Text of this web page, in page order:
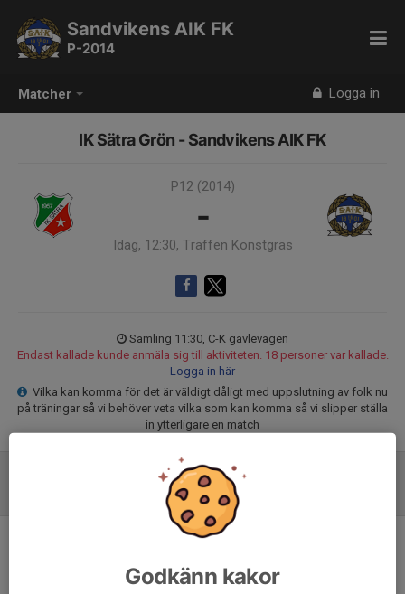
Matcher Logga in
Sandvikens AIK FK
P-2014
IK Sätra Grön - Sandvikens AIK FK
P12 (2014)
-
Idag, 12:30, Träffen Konstgräs
Samling 11:30, C-K gävlevägen
Endast kallade kunde anmäla sig till aktiviteten. 18 personer var kallade.
Logga in här
Vilka kan komma för det är väldigt dåligt med uppslutning av folk nu
på träningar så vi behöver veta vilka som kan komma så vi slipper ställa
in ytterligare en match
Godkänn kakor